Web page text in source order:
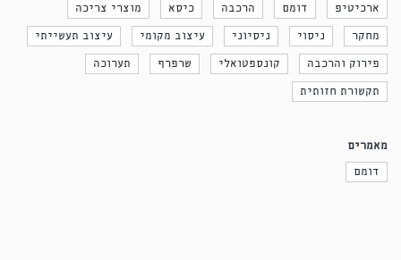
ארכיטיפ דומם הרכבה כיסא מוצרי צריכה
מחקר ניסוי ניסיוני עיצוב מקומי עיצוב תעשייתי
פירוק והרכבה קונספטואלי שרפרף תערוכה
תקשורת חזותית
מאמרים
דומם